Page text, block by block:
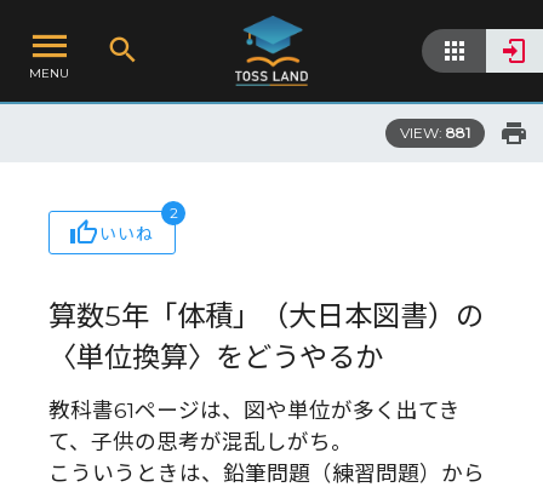
MENU
VIEW: 881
いいね
2
算数5年「体積」（大日本図書）の
〈単位換算〉をどうやるか
教科書61ページは、図や単位が多く出てき
て、子供の思考が混乱しがち。
こういうときは、鉛筆問題（練習問題）から